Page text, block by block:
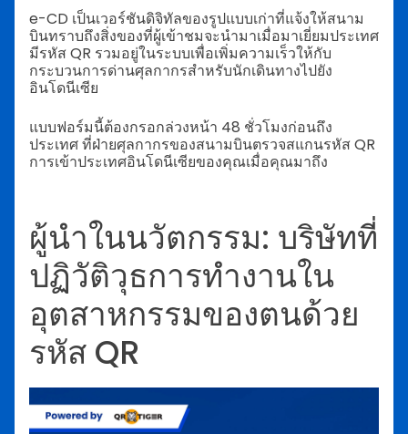
e-CD เป็นเวอร์ชันดิจิทัลของรูปแบบเก่าที่แจ้งให้สนาม
บินทราบถึงสิ่งของที่ผู้เข้าชมจะนำมาเมื่อมาเยี่ยมประเทศ
มีรหัส QR รวมอยู่ในระบบเพื่อเพิ่มความเร็วให้กับ
กระบวนการด่านศุลกากรสำหรับนักเดินทางไปยัง
อินโดนีเซีย
แบบฟอร์มนี้ต้องกรอกล่วงหน้า 48 ชั่วโมงก่อนถึง
ประเทศ ที่ฝ่ายศุลกากรของสนามบินตรวจสแกนรหัส QR
การเข้าประเทศอินโดนีเซียของคุณเมื่อคุณมาถึง
ผู้นำในนวัตกรรม: บริษัทที่
ปฏิวัติวุธการทำงานใน
อุตสาหกรรมของตนด้วย
รหัส QR